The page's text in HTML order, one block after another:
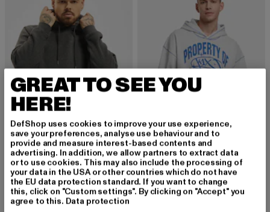
URBAN CLASSICS
Blank
35,99 EUR
Derzeitiger Preis: 35,99 EUR
59,99 EURAktionspreis: 59,99 EUR
K1X
Property
28,00 EUR
Derzeitiger Preis: 28,00 EUR
69,99 EURAktionspreis:
GREAT TO SEE YOU
HERE!
DefShop uses cookies to improve your use experience,
save your preferences, analyse use behaviour and to
provide and measure interest-based contents and
advertising. In addition, we allow partners to extract data
or to use cookies. This may also include the processing of
your data in the USA or other countries which do not have
the EU data protection standard. If you want to change
this, click on "Custom settings". By clicking on "Accept" you
agree to this. Data protection